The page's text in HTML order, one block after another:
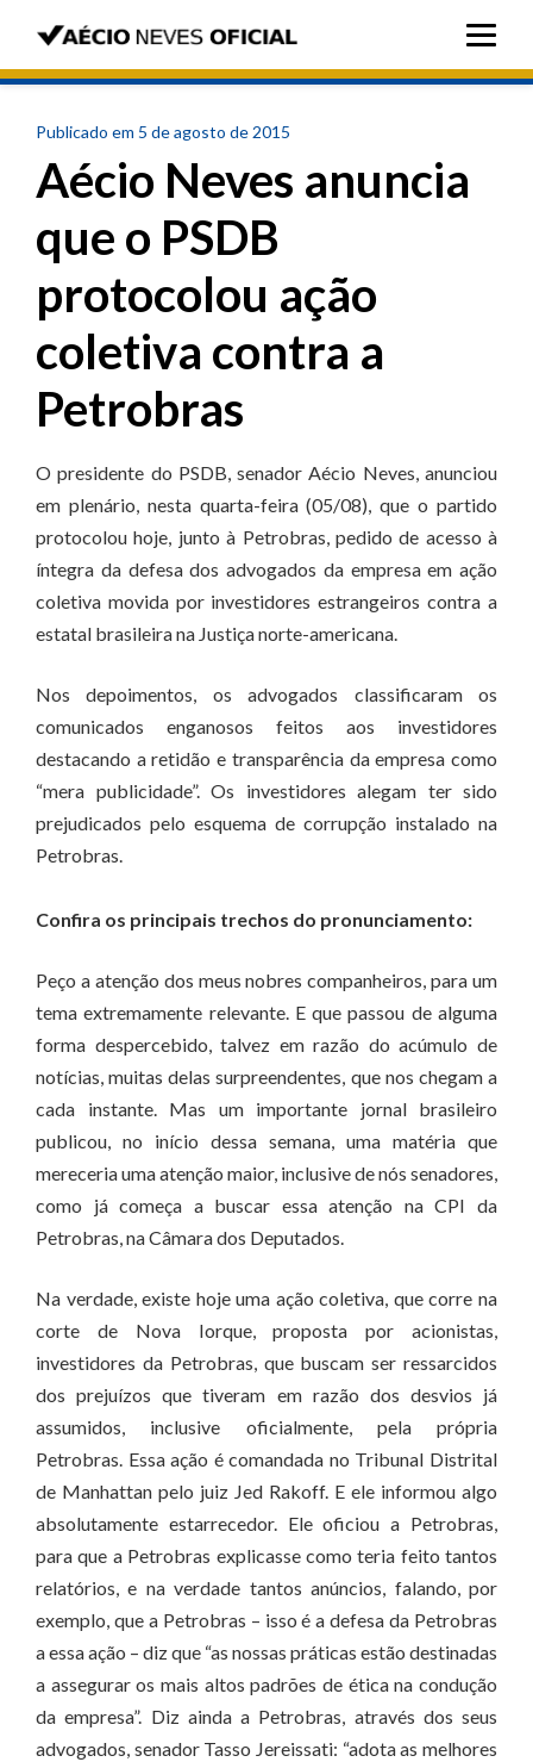
Publicado em 5 de agosto de 2015
Aécio Neves anuncia
que o PSDB
protocolou ação
coletiva contra a
Petrobras
O presidente do PSDB, senador Aécio Neves, anunciou
em plenário, nesta quarta-feira (05/08), que o partido
protocolou hoje, junto à Petrobras, pedido de acesso à
íntegra da defesa dos advogados da empresa em ação
coletiva movida por investidores estrangeiros contra a
estatal brasileira na Justiça norte-americana.
Nos depoimentos, os advogados classificaram os
comunicados enganosos feitos aos investidores
destacando a retidão e transparência da empresa como
“mera publicidade”. Os investidores alegam ter sido
prejudicados pelo esquema de corrupção instalado na
Petrobras.
Confira os principais trechos do pronunciamento:
Peço a atenção dos meus nobres companheiros, para um
tema extremamente relevante. E que passou de alguma
forma despercebido, talvez em razão do acúmulo de
notícias, muitas delas surpreendentes, que nos chegam a
cada instante. Mas um importante jornal brasileiro
publicou, no início dessa semana, uma matéria que
mereceria uma atenção maior, inclusive de nós senadores,
como já começa a buscar essa atenção na CPI da
Petrobras, na Câmara dos Deputados.
Na verdade, existe hoje uma ação coletiva, que corre na
corte de Nova Iorque, proposta por acionistas,
investidores da Petrobras, que buscam ser ressarcidos
dos prejuízos que tiveram em razão dos desvios já
assumidos, inclusive oficialmente, pela própria
Petrobras. Essa ação é comandada no Tribunal Distrital
de Manhattan pelo juiz Jed Rakoff. E ele informou algo
absolutamente estarrecedor. Ele oficiou a Petrobras,
para que a Petrobras explicasse como teria feito tantos
relatórios, e na verdade tantos anúncios, falando, por
exemplo, que a Petrobras – isso é a defesa da Petrobras
a essa ação – diz que “as nossas práticas estão destinadas
a assegurar os mais altos padrões de ética na condução
da empresa”. Diz ainda a Petrobras, através dos seus
advogados, senador Tasso Jereissati: “adota as melhores